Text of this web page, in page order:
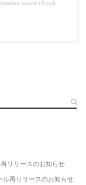
Updated 2026年3月16日
リリースのお知らせ
ル再リリースのお知らせ